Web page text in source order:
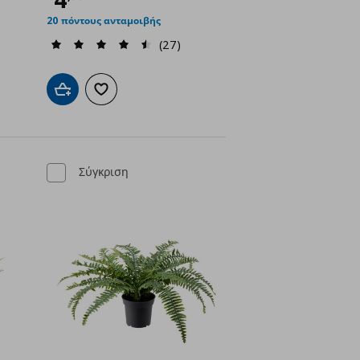
20 πόντους ανταμοιβής
(27)
Προσθήκη στο καλάθι
Προσθήκη στα αγαπημένα
Σύγκριση